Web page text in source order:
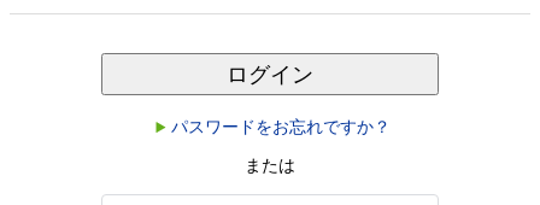
ログイン
パスワードをお忘れですか？
または